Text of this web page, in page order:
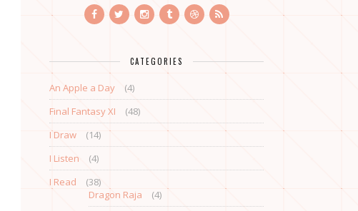
CATEGORIES
An Apple a Day
(4)
Final Fantasy XI
(48)
I Draw
(14)
I Listen
(4)
I Read
(38)
Dragon Raja
(4)